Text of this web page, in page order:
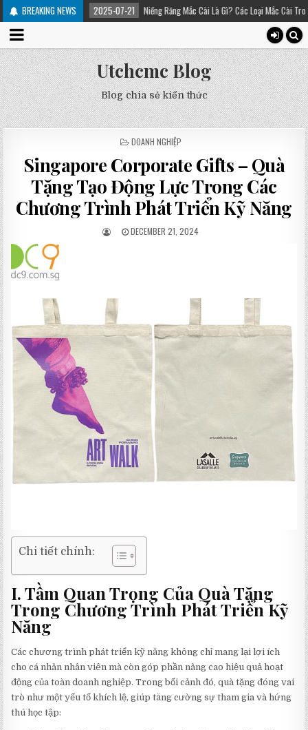
BREAKING NEWS
trị 2025-07-21 Niềng Răng Mắc Cài Là Gì? Các Loại Mắc Cài Trong Niềng
Utchcmc Blog
Blog chia sẻ kiến thức
POSTED
DOANH NGHIỆP
Singapore Corporate Gifts – Quà
Tặng Tạo Động Lực Trong Các
Chương Trình Phát Triển Kỹ Năng
DECEMBER 21, 2024
Chi tiết chính:
I. Tầm Quan Trọng Của Quà Tặng
Trong Chương Trình Phát Triển Kỹ
Năng
Các chương trình phát triển kỹ năng không chỉ mang lại lợi ích
cho cá nhân nhân viên mà còn góp phần nâng cao hiệu quả hoạt
động của toàn doanh nghiệp. Trong bối cảnh đó, quà tặng đóng vai
trò như một yếu tố khích lệ, giúp tăng cường sự tham gia và hứng
thú học tập: